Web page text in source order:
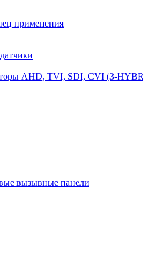
применения
AHD, TVI, SDI, CVI (3-
вызывные панели